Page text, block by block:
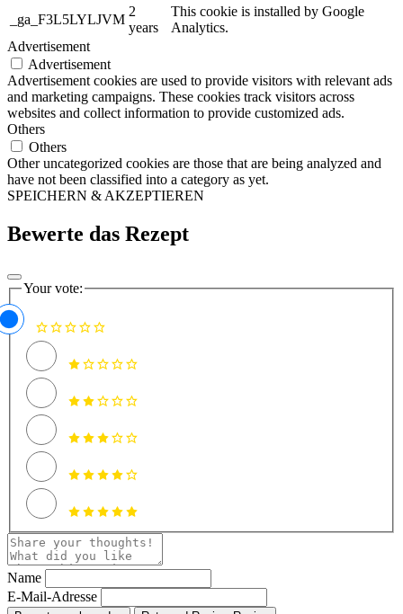
_ga_F3L5LYLJVM
2
years
This cookie is installed by Google
Analytics.
Advertisement
Advertisement
Advertisement cookies are used to provide visitors with relevant ads
and marketing campaigns. These cookies track visitors across
websites and collect information to provide customized ads.
Others
Others
Other uncategorized cookies are those that are being analyzed and
have not been classified into a category as yet.
SPEICHERN & AKZEPTIEREN
Bewerte das Rezept
Your vote:
Name
E-Mail-Adresse